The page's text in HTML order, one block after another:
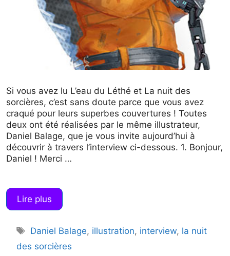
Si vous avez lu L’eau du Léthé et La nuit des
sorcières, c’est sans doute parce que vous avez
craqué pour leurs superbes couvertures ! Toutes
deux ont été réalisées par le même illustrateur,
Daniel Balage, que je vous invite aujourd’hui à
découvrir à travers l’interview ci-dessous. 1. Bonjour,
Daniel ! Merci …
Lire plus
Étiquettes
Daniel Balage, illustration, interview, la nuit
des sorcières